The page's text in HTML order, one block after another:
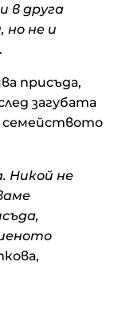
в друга
но не и
присъда,
загубата
семейството
Никой не